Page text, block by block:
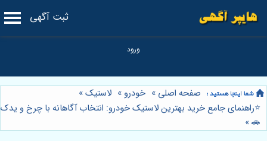
ثبت آگهی
صفحه اصلی » خودرو » لاستیک»
⭐️راهنمای جامع خرید بهترین لاستیک خودرو: انتخاب آگاهانه با چرخ و یدک
🚗
»